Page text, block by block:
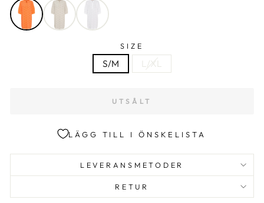
SIZE
S/M L/XL
UTSÅLT
LÄGG TILL I ÖNSKELISTA
LEVERANSMETODER
RETUR